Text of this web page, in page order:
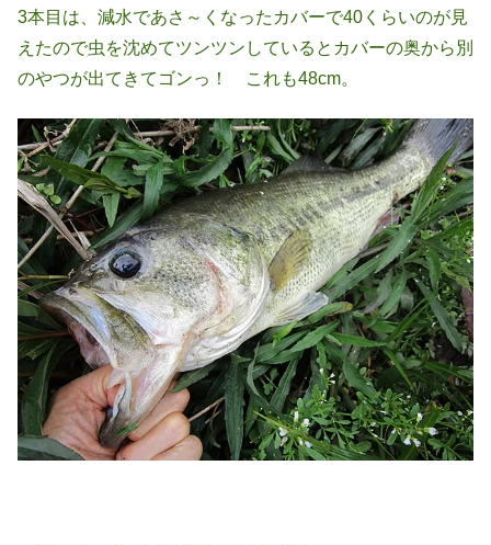
3本目は、減水であさ～くなったカバーで40くらいのが見
えたので虫を沈めてツンツンしているとカバーの奥から別
のやつが出てきてゴンっ！ これも48cm。